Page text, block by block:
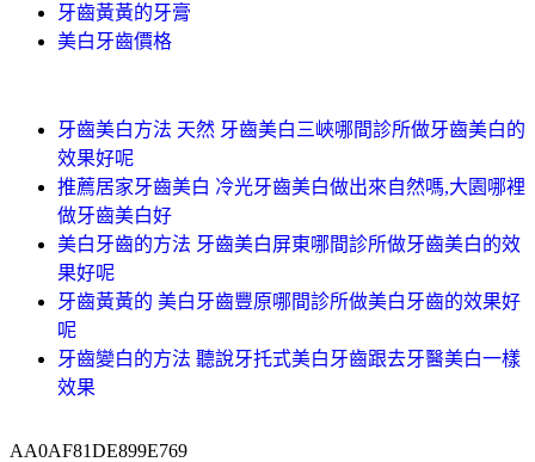
牙齒黃黃的牙膏
美白牙齒價格
牙齒美白方法 天然 牙齒美白三峽哪間診所做牙齒美白的
效果好呢
推薦居家牙齒美白 冷光牙齒美白做出來自然嗎,大園哪裡
做牙齒美白好
美白牙齒的方法 牙齒美白屏東哪間診所做牙齒美白的效
果好呢
牙齒黃黃的 美白牙齒豐原哪間診所做美白牙齒的效果好
呢
牙齒變白的方法 聽說牙托式美白牙齒跟去牙醫美白一樣
效果
AA0AF81DE899E769